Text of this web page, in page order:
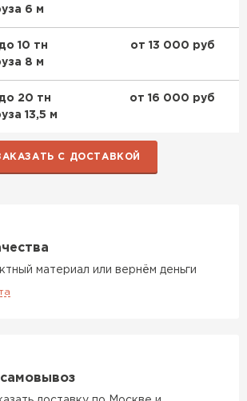
6 м
10 тн
8 м
от 13 000 руб
20 тн
13,5 м
от 16 000 руб
С ДОСТАВКОЙ
материал или вернём деньги